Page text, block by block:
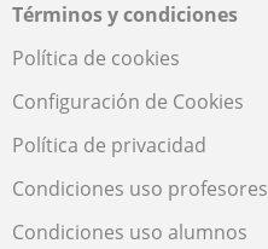
Términos y condiciones
Política de cookies
Configuración de Cookies
Política de privacidad
Condiciones uso profesores
Condiciones uso alumnos